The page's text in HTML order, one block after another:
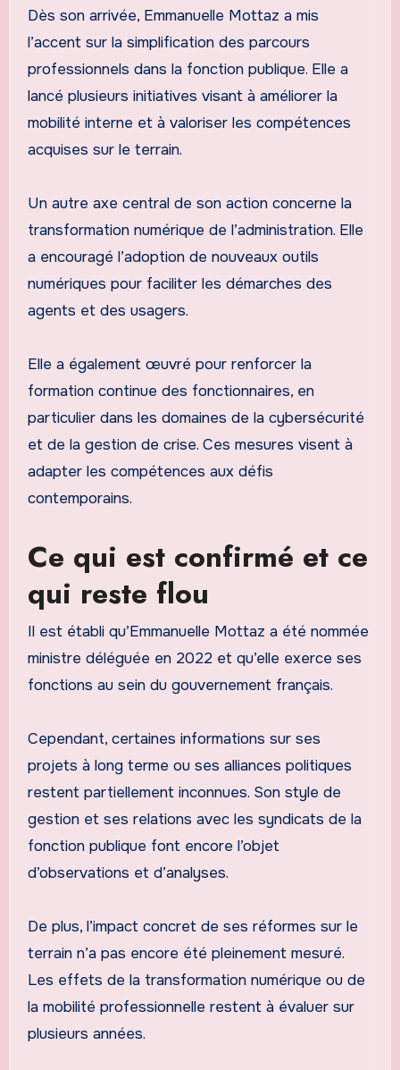
Dès son arrivée, Emmanuelle Mottaz a mis
l’accent sur la simplification des parcours
professionnels dans la fonction publique. Elle a
lancé plusieurs initiatives visant à améliorer la
mobilité interne et à valoriser les compétences
acquises sur le terrain.
Un autre axe central de son action concerne la
transformation numérique de l’administration. Elle
a encouragé l’adoption de nouveaux outils
numériques pour faciliter les démarches des
agents et des usagers.
Elle a également œuvré pour renforcer la
formation continue des fonctionnaires, en
particulier dans les domaines de la cybersécurité
et de la gestion de crise. Ces mesures visent à
adapter les compétences aux défis
contemporains.
Ce qui est confirmé et ce
qui reste flou
Il est établi qu’Emmanuelle Mottaz a été nommée
ministre déléguée en 2022 et qu’elle exerce ses
fonctions au sein du gouvernement français.
Cependant, certaines informations sur ses
projets à long terme ou ses alliances politiques
restent partiellement inconnues. Son style de
gestion et ses relations avec les syndicats de la
fonction publique font encore l’objet
d’observations et d’analyses.
De plus, l’impact concret de ses réformes sur le
terrain n’a pas encore été pleinement mesuré.
Les effets de la transformation numérique ou de
la mobilité professionnelle restent à évaluer sur
plusieurs années.